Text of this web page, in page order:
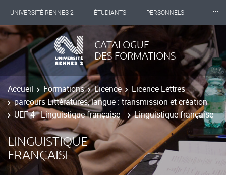
UNIVERSITÉ RENNES 2 ÉTUDIANTS PERSONNELS
INTERNATIONAL PROFESSIONNELS BIBLIOTHÈQUES
LES NOUVELLES DE RENNES 2
⸱⸱⸱
CATALOGUE
DES FORMATIONS
Accueil Formations Licence
Licence Lettres
parcours Littératures, langue : transmission et création
UEF 4 - Linguistique française -
Linguistique française
LINGUISTIQUE
FRANÇAISE